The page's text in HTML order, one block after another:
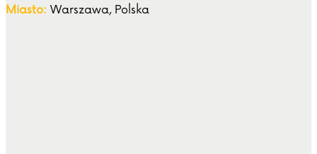
Miasto: Warszawa, Polska